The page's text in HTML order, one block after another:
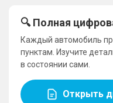
🔍 Полная
Каждый автомобиль
пунктам. Изучите
в состоянии сами.
Открыть